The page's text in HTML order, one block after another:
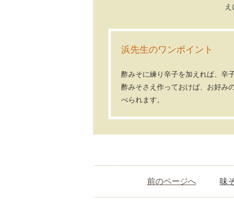
え
浜先生のワンポイント
酢みそに練り辛子を加えれば、辛
酢みそさえ作っておけば、お好み
べられます。
前のページへ 味